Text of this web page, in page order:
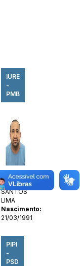
IURE
-
PMB
Nome:
IURE DOS
SANTOS
LIMA
Nascimento:
21/03/1991
PIPI
-
PSD